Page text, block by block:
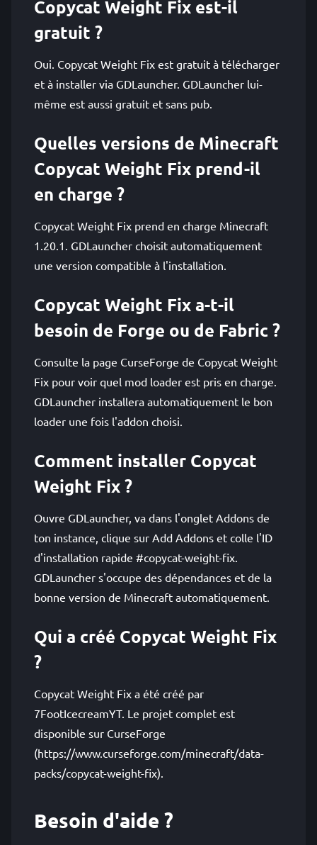
Copycat Weight Fix est-il
gratuit ?
Oui. Copycat Weight Fix est gratuit à télécharger
et à installer via GDLauncher. GDLauncher lui-
même est aussi gratuit et sans pub.
Quelles versions de Minecraft
Copycat Weight Fix prend-il
en charge ?
Copycat Weight Fix prend en charge Minecraft
1.20.1. GDLauncher choisit automatiquement
une version compatible à l'installation.
Copycat Weight Fix a-t-il
besoin de Forge ou de Fabric ?
Consulte la page CurseForge de Copycat Weight
Fix pour voir quel mod loader est pris en charge.
GDLauncher installera automatiquement le bon
loader une fois l'addon choisi.
Comment installer Copycat
Weight Fix ?
Ouvre GDLauncher, va dans l'onglet Addons de
ton instance, clique sur Add Addons et colle l'ID
d'installation rapide #copycat-weight-fix.
GDLauncher s'occupe des dépendances et de la
bonne version de Minecraft automatiquement.
Qui a créé Copycat Weight Fix
?
Copycat Weight Fix a été créé par
7FootIcecreamYT. Le projet complet est
disponible sur CurseForge
(https://www.curseforge.com/minecraft/data-
packs/copycat-weight-fix).
Besoin d'aide ?